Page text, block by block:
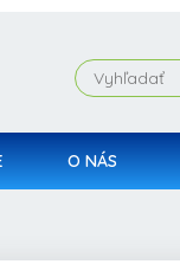
O NÁS